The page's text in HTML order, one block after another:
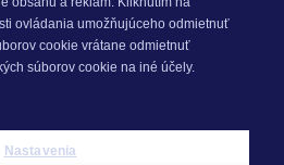
Právne dokumentyOdporúčaná
verziíMobilné aplikácie
Nastavenie cookies
s.
ovládania umožňujúceho odmietnuť
cookie vrátane odmietnuť
súborov cookie na iné účely.
Nastavenia